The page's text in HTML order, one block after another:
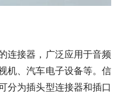
连接器，广泛应用于音频
机、汽车电子设备等。信
分为插头型连接器和插口